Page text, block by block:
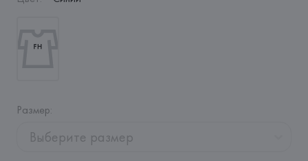
Размер:
Выберите размер